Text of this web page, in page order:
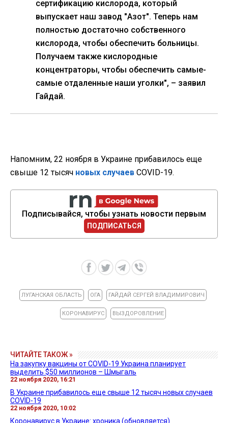
сертификацию кислорода, который
выпускает наш завод "Азот". Теперь нам
полностью достаточно собственного
кислорода, чтобы обеспечить больницы.
Получаем также кислородные
концентраторы, чтобы обеспечить самые-
самые отдаленные наши уголки", – заявил
Гайдай.
Напомним, 22 ноября в Украине прибавилось еще
свыше 12 тысяч новых случаев COVID-19.
Подписывайся, чтобы узнать новости первым
ПОДПИСАТЬСЯ
ЛУГАНСКАЯ ОБЛАСТЬ ОГА ГАЙДАЙ СЕРГЕЙ ВЛАДИМИРОВИЧ
КОРОНАВИРУС ВЫЗДОРОВЛЕНИЕ
ЧИТАЙТЕ ТАКОЖ »
На закупку вакцины от COVID-19 Украина планирует
выделить $50 миллионов – Шмыгаль
22 ноября 2020, 16:21
В Украине прибавилось еще свыше 12 тысяч новых случаев
COVID-19
22 ноября 2020, 10:02
Коронавирус в Украине: хроника (обновляется)